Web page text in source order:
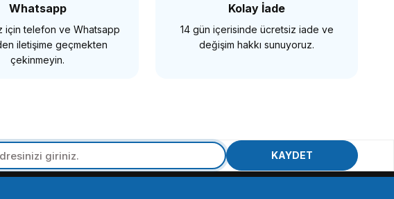
EKLE
3.078,90 TL
Whatsapp
için telefon ve Whatsapp
iletişime geçmekten
çekinmeyin.
Kolay İade
14 gün içerisinde ücretsiz iade ve
değişim hakkı sunuyoruz.
KAYDET